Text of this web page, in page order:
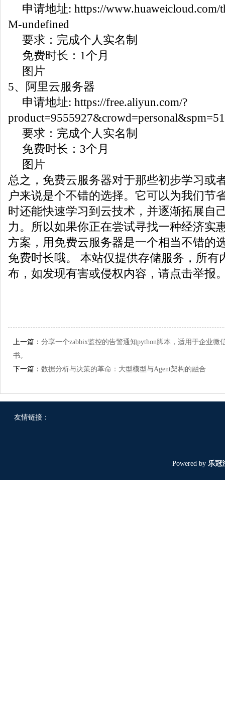
申请地址: https://www.huaweicloud.com/
M-undefined
要求：完成个人实名制
免费时长：1个月
图片
5、阿里云服务器
申请地址: https://free.aliyun.com/?
要求：完成个人实名制
免费时长：3个月
图片
总之，免费云服务器对于那些初步学习或
户来说是个不错的选择。它可以为我们节
时还能快速学习到云技术，并逐渐拓展自
力。所以如果你正在尝试寻找一种经济实
方案，用免费云服务器是一个相当不错的
免费时长哦。 本站仅提供存储服务，所有
布，如发现有害或侵权内容，请点击举报
上一篇： 分享一个zabbix监控的告警通知python脚本，适用于企业微
书。
下一篇： 数据分析与决策的革命：大型模型与Agent架构的融合
友情链接：
Powered by 乐冠